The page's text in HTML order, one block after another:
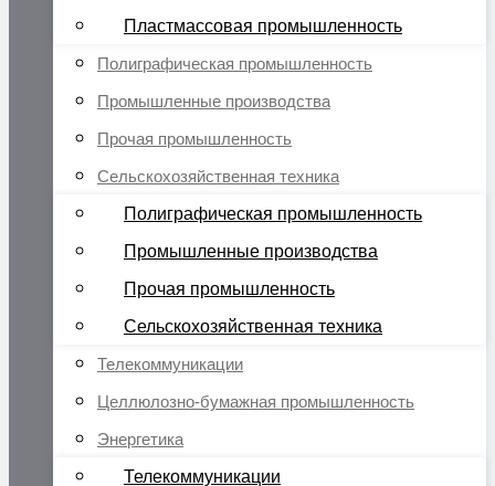
Пластмассовая промышленность
Полиграфическая промышленность
Промышленные производства
Прочая промышленность
Сельскохозяйственная техника
Полиграфическая промышленность
Промышленные производства
Прочая промышленность
Сельскохозяйственная техника
Телекоммуникации
Целлюлозно-бумажная промышленность
Энергетика
Телекоммуникации